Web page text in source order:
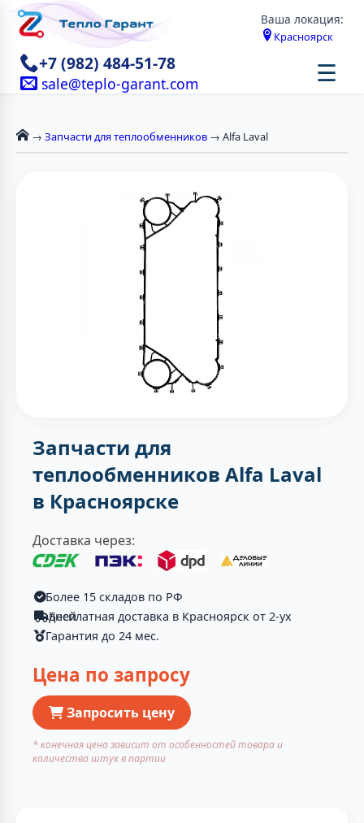
Ваша локация:
Красноярск
+7 (982) 484-51-78
sale@teplo-garant.com ☰
→ Запчасти для теплообменников → Alfa Laval
Запчасти для
теплообменников Alfa Laval
в Красноярске
Доставка через:
Более 15 складов по РФ
Бесплатная доставка в Красноярск от 2-ух дней
Гарантия до 24 мес.
Цена по запросу
Запросить цену
* конечная цена зависит от особенностей товара и
количества штук в партии